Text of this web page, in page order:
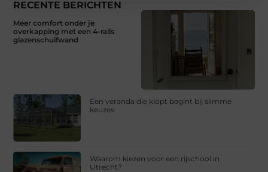
RECENTE BERICHTEN
Meer comfort onder je
overkapping met een 4-rails
glazenschuifwand
Een veranda die klopt begint bij slimme
keuzes
Waarom kiezen voor een rijschool in
Utrecht?